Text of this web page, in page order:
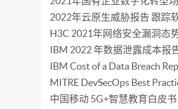
2022年云原生威胁报告 跟踪
H3C 2021年网络安全漏洞态
IBM 2022 年数据泄露成本报
IBM Cost of a Data Breach
MITRE DevSecOps Best
中国移动 5G+智慧教育白皮